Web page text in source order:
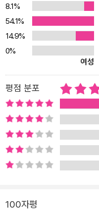
8.1%
54.1%
14.9%
0%
여성
평점 분포
100자평